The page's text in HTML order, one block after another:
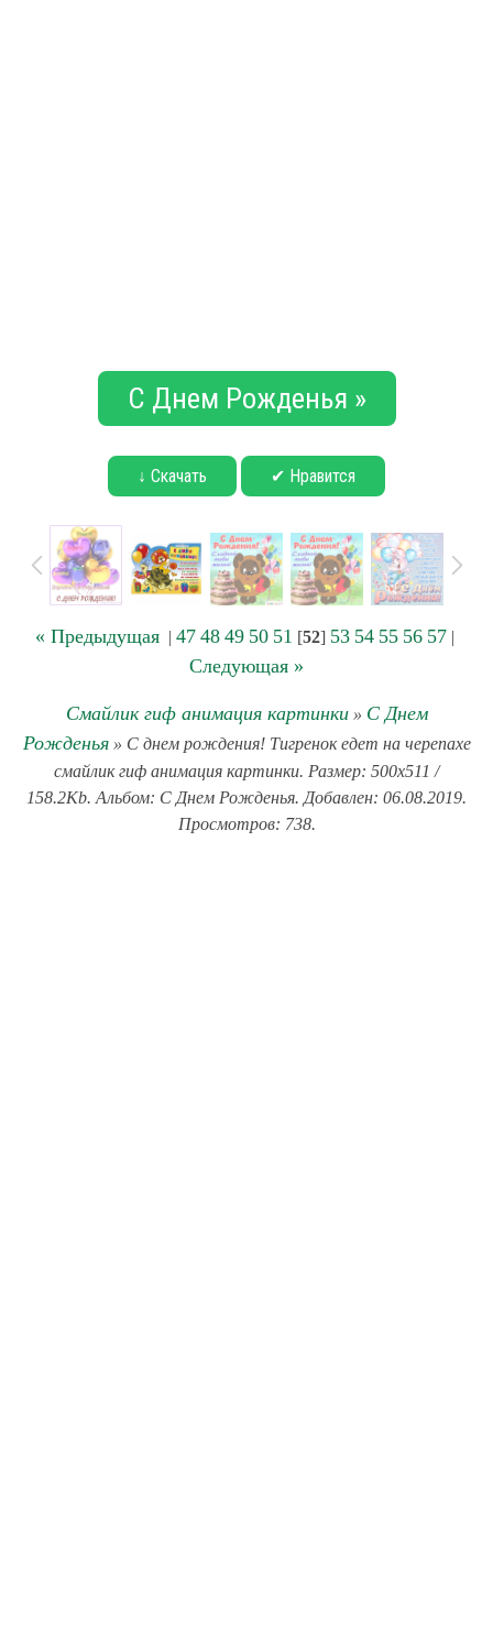
С Днем Рожденья »
↓ Скачать ✔ Нравится
« Предыдущая| 47 48 49 50 51 [52] 53 54 55 56 57|
Следующая »
Смайлик гиф анимация картинки» С Днем
Рожденья» С днем рождения! Тигренок едет на черепахе
смайлик гиф анимация картинки. Размер: 500x511 /
158.2Kb. Альбом: С Днем Рожденья. Добавлен: 06.08.2019.
Просмотров: 738.